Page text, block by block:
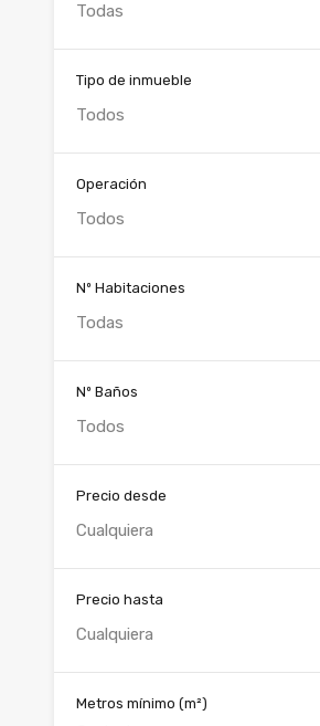
Todas
Tipo de inmueble
Todos
Operación
Todos
Nº Habitaciones
Todas
Nº Baños
Todos
Precio desde
Cualquiera
Precio hasta
Cualquiera
Metros mínimo (m²)